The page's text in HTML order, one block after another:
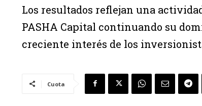
Los resultados reflejan una
PASHA Capital continuando su
creciente interés de los
Cuota